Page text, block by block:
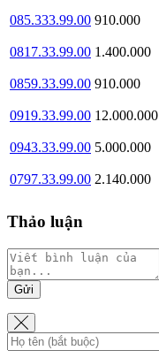
085.333.99.00 910.000
0817.33.99.00 1.400.000
0859.33.99.00 910.000
0919.33.99.00 12.000.000
0943.33.99.00 5.000.000
0797.33.99.00 2.140.000
Thảo luận
Gửi